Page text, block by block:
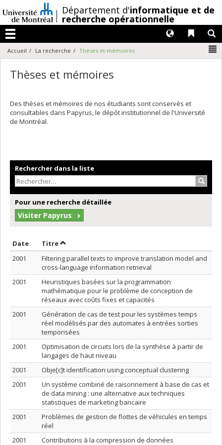
au
contenu
/Département d'informatique et de
recherche opérationnelle
Menu
Liens
Langues
Accueil La recherche Thèses et mémoires
Thèses et mémoires
Des thèses et mémoires de nos étudiants sont conservés et
consultables dans Papyrus, le dépôt institutionnel de l'Université
de Montréal.
Rechercher dans la liste
Pour une recherche détaillée
Visiter Papyrus
Date Trier par date en ordre décroissant
TitreTrier par titre en ordre décroissant
2001
Filtering parallel texts to improve translation model and
cross-language information retrieval
2001
Heuristiques basées sur la programmation
mathématique pour le problème de conception de
réseaux avec coûts fixes et capacités
2001
Génération de cas de test pour les systèmes temps
réel modélisés par des automates à entrées sorties
temporisées
2001
Optimisation de circuits lors de la synthèse à partir de
langages de haut niveau
2001
Obje[c]t identification using conceptual clustering
2001
Un système combiné de raisonnement à base de cas et
de data mining : une alternative aux techniques
statistiques de marketing bancaire
2001
Problèmes de gestion de flottes de véhicules en temps
réel
2001
Contributions à la compression de données